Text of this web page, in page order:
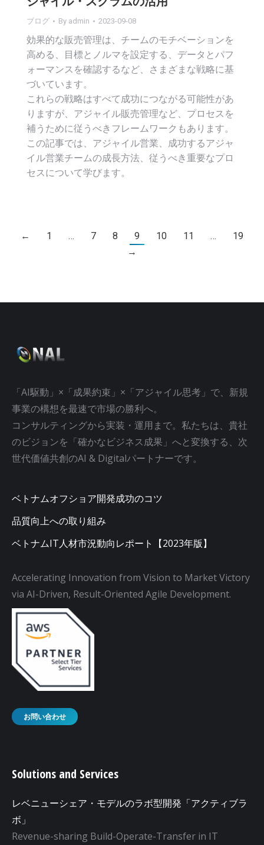
ブログ By admin 2023-09-08
効果的な販売管理は、チームのモチベーションを
高める、目標とノルマを設定する、データとパフ
ォーマンスを確認するなど、さまざまな戦略に基
づいています。
これらの戦略はすべて成功につながる可能性があ
りますが、アジャイル販売管理など、プロセスを
補うために従うべきフレームワークもあります。
この記事では、アジャイル営業、成功するアジャ
イル営業チームの成長方法、従うべき重要なプロ
セスについて学びます。
← 1 … 7 8 9 10 11 …
19
→
「AI駆動」×「成果約束」×「アジャイル思考」で、新規
事業の構想を最速で市場の勝利へ。
コンサルティングから実装・運用まで。私たちは、貴社
のビジョンを「確かなビジネス成果」へと変換する、次
世代価値共創のAI & Digitalパートナーです。
ベトナムオフショア開発成功のコツ
品質向上への取り組み
ベトナムIT人材市況動向レポート【2023年版】
Accelerating Innovation from Vision to Market Victory
via AI-Driven, Result-Oriented Agile Development.
お問い合わせ
Solutions and Services
レベニューシェア・モデルのラボ型開発「アクティブラ
ボ」
Revenue-sharing Build-Operate-Transfer in IT